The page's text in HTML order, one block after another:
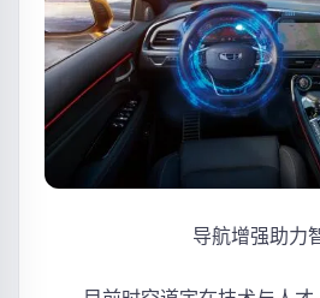
导航增强助力